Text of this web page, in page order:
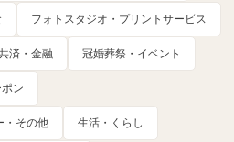
フォトスタジオ・プリントサービス
済・金融 冠婚葬祭・イベント
ン
・その他 生活・くらし